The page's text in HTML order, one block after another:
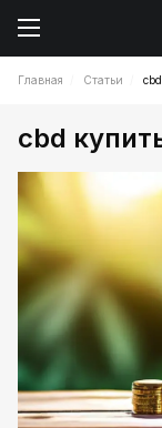
Главная Статьи
cbd